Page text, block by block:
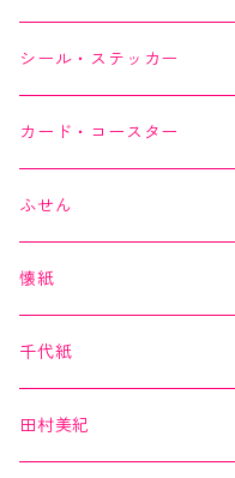
オリジナルシリーズ
作家シリーズ
２巻セット
YUNOKI
Kimono美
美MONDE
デコレーションテープ（クリア
田村美紀
クリアテープ
切子
日本の伝統美
シール・ステッカー
カード・コースター
スイーツカード
YUNOKI
田村美紀
ふせん
懐紙
Kimono美
美MONDE
千代紙
田村美紀